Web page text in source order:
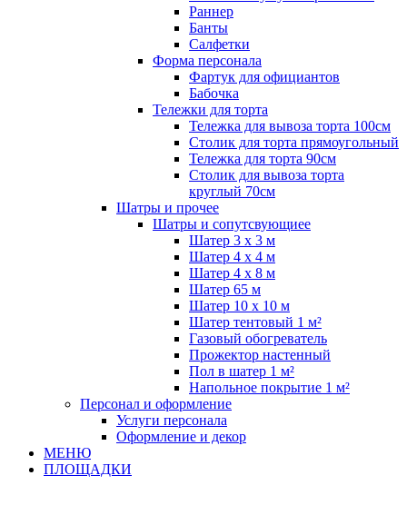
Раннер
Банты
Салфетки
Форма персонала
Фартук для официантов
Бабочка
Тележки для торта
Тележка для вывоза торта 100см
Столик для торта прямоугольный
Тележка для торта 90см
Столик для вывоза торта
круглый 70см
Шатры и прочее
Шатры и сопутсвующиее
Шатер 3 х 3 м
Шатер 4 х 4 м
Шатер 4 х 8 м
Шатер 65 м
Шатер 10 х 10 м
Шатер тентовый 1 м²
Газовый обогреватель
Прожектор настенный
Пол в шатер 1 м²
Напольное покрытие 1 м²
Персонал и оформление
Услуги персонала
Оформление и декор
МЕНЮ
ПЛОЩАДКИ